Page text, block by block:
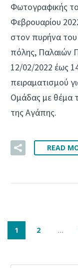
Φωτογραφικής
Φεβρουαρίου
στον πυρήνα του
πόλης, Παλαιών
12/02/2022 έως
πειραματισμού
Ομάδας με θέμα
της Αγάπης.
READ
1 2 …